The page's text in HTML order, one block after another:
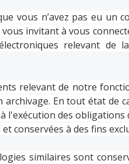
vous n’avez pas eu
invitant à vous
relevant
relevant de notre
archivage. En tout état
l'exécution des
conservées à des fins
similaires sont